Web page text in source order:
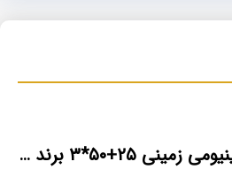
کابل آلومینیومی زمینی ۲۵+۵۰*۳ برند ماهان